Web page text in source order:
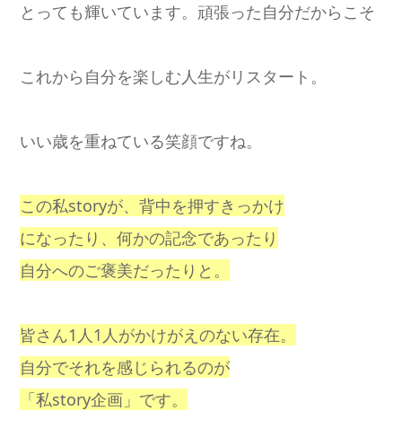
とっても輝いています。頑張った自分だからこそ
これから自分を楽しむ人生がリスタート。
いい歳を重ねている笑顔ですね。
この私storyが、背中を押すきっかけ
になったり、何かの記念であったり
自分へのご褒美だったりと。
皆さん1人1人がかけがえのない存在。
自分でそれを感じられるのが
「私story企画」です。